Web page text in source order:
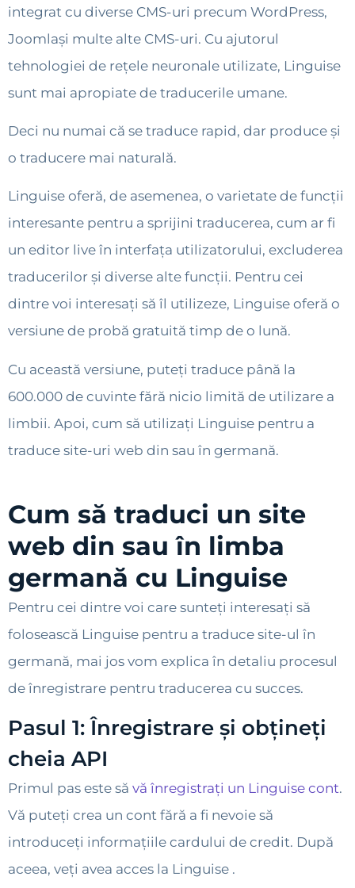
integrat cu diverse CMS-uri precum WordPress,
Joomlași multe alte CMS-uri. Cu ajutorul
tehnologiei de rețele neuronale utilizate, Linguise
sunt mai apropiate de traducerile umane.
Deci nu numai că se traduce rapid, dar produce și
o traducere mai naturală.
Linguise oferă, de asemenea, o varietate de funcții
interesante pentru a sprijini traducerea, cum ar fi
un editor live în interfața utilizatorului, excluderea
traducerilor și diverse alte funcții. Pentru cei
dintre voi interesați să îl utilizeze, Linguise oferă o
versiune de probă gratuită timp de o lună.
Cu această versiune, puteți traduce până la
600.000 de cuvinte fără nicio limită de utilizare a
limbii. Apoi, cum să utilizați Linguise pentru a
traduce site-uri web din sau în germană.
Cum să traduci un site
web din sau în limba
germană cu Linguise
Pentru cei dintre voi care sunteți interesați să
folosească Linguise pentru a traduce site-ul în
germană, mai jos vom explica în detaliu procesul
de înregistrare pentru traducerea cu succes.
Pasul 1: Înregistrare și obțineți
cheia API
Primul pas este să vă înregistrați un Linguise cont.
Vă puteți crea un cont fără a fi nevoie să
introduceți informațiile cardului de credit. După
aceea, veți avea acces la Linguise .